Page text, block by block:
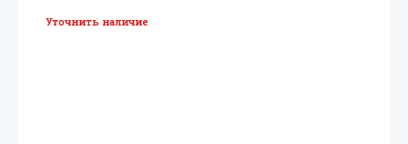
Уточнить наличие